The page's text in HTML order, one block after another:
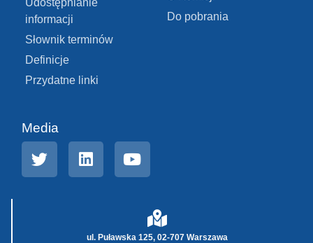
Udostępnianie
informacji
Słownik terminów
Definicje
Przydatne linki
Do pobrania
Media
ul. Puławska 125, 02-707 Warszawa